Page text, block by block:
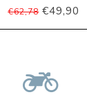
€62,78€49,90